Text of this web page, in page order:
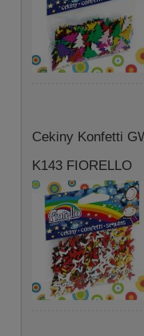
Cekiny Konfetti
K143 FIORELLO